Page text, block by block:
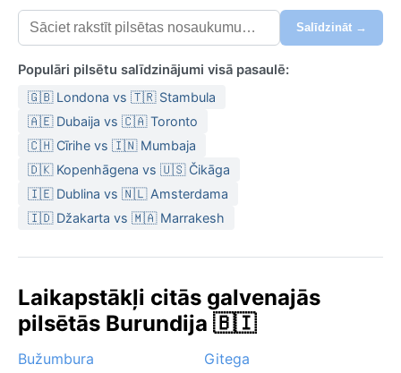
Salīdzināt →
Populāri pilsētu salīdzinājumi visā pasaulē:
🇬🇧 Londona vs 🇹🇷 Stambula
🇦🇪 Dubaija vs 🇨🇦 Toronto
🇨🇭 Cīrihe vs 🇮🇳 Mumbaja
🇩🇰 Kopenhāgena vs 🇺🇸 Čikāga
🇮🇪 Dublina vs 🇳🇱 Amsterdama
🇮🇩 Džakarta vs 🇲🇦 Marrakesh
Laikapstākļi citās galvenajās
pilsētās Burundija 🇧🇮
Bužumbura
Gitega